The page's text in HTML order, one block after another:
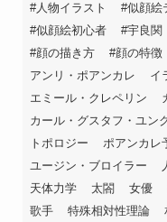
#人物イラスト
#似顔絵
#似顔絵初心者
#宇良関
#顔の描き方
#顔の特徴
アンリ・ポアンカレ
イ
エミール・クレペリン
カール・グスタフ・ユン
トポロジー
ポアンカレ
ユージン・ブロイラー
天体力学
太閤 女優
歌手
特殊相対性理論